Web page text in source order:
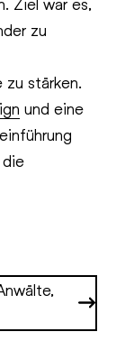
zu
zu stärken.
und eine